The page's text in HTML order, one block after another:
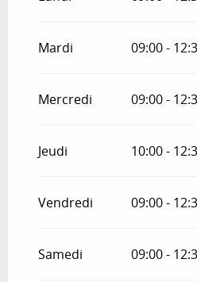
Du26 décembre 2026au
Du2 janvier 2027au 31
Mardi 09:00 -
Mercredi 09:00 -
Jeudi 10:00 -
Vendredi 09:00 -
Samedi 09:00 -